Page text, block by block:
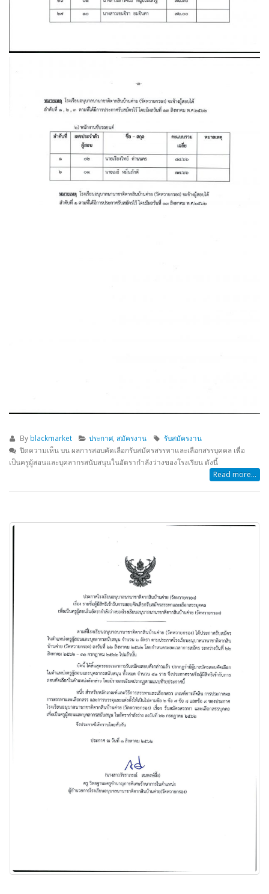
By blackmarket ประกาศ ,สมัครงาน
รับสมัครงาน
ปิดความเห็นบน ผลการสอบคัดเลือกรับสมัครสรรหาและเลือกสรรบุคคล เพื่อ
เป็นครูผู้สอนและบุคลากรสนับสนุนในอัตรากำลังว่างของโรงเรียน ดังนี้
Read more...